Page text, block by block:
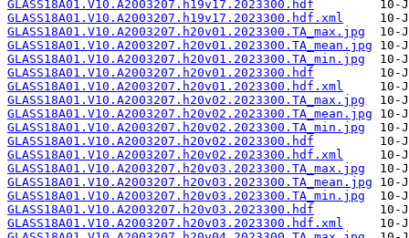
GLASS18A01.V10.A2003207.h19v17.2023300.hdf
GLASS18A01.V10.A2003207.h19v17.2023300.hdf.xml
GLASS18A01.V10.A2003207.h20v01.2023300.TA_max.jpg
GLASS18A01.V10.A2003207.h20v01.2023300.TA_mean.jpg
GLASS18A01.V10.A2003207.h20v01.2023300.TA_min.jpg
GLASS18A01.V10.A2003207.h20v01.2023300.hdf
GLASS18A01.V10.A2003207.h20v01.2023300.hdf.xml
GLASS18A01.V10.A2003207.h20v02.2023300.TA_max.jpg
GLASS18A01.V10.A2003207.h20v02.2023300.TA_mean.jpg
GLASS18A01.V10.A2003207.h20v02.2023300.TA_min.jpg
GLASS18A01.V10.A2003207.h20v02.2023300.hdf
GLASS18A01.V10.A2003207.h20v02.2023300.hdf.xml
GLASS18A01.V10.A2003207.h20v03.2023300.TA_max.jpg
GLASS18A01.V10.A2003207.h20v03.2023300.TA_mean.jpg
GLASS18A01.V10.A2003207.h20v03.2023300.TA_min.jpg
GLASS18A01.V10.A2003207.h20v03.2023300.hdf
GLASS18A01.V10.A2003207.h20v03.2023300.hdf.xml